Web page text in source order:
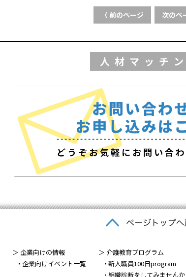
〈 前のページ 次のペ
人材マッチ
＞ 企業向けの情報
企業向けイベント一覧
＞ 介護教育プログラム
新人職員100日program
組織診断をしてみませんか